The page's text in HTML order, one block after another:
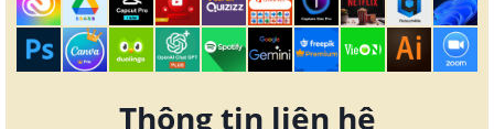
Thông tin liên hệ